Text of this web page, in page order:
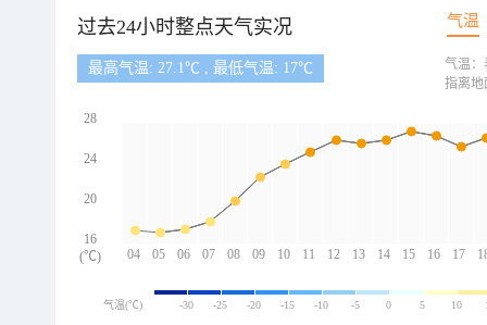
过去24小时整点天气实况 气温
最高气温: 27.1℃ , 最低气温: 17℃
04 05 06 07 08 09 10 11 12 13 14 15 16 17
28
24
20
16
(℃)
气温：
指离地
气温(℃) -30 -25 -20 -15 -10 -5 0 5 10